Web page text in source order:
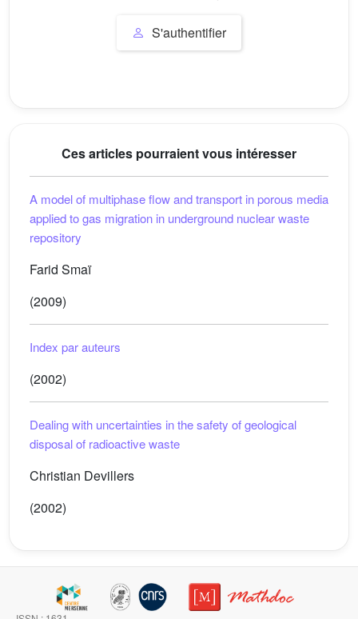
S'authentifier
Ces articles pourraient vous intéresser
A model of multiphase flow and transport in porous media
applied to gas migration in underground nuclear waste
repository
Farid Smaï
(2009)
Index par auteurs
(2002)
Dealing with uncertainties in the safety of geological
disposal of radioactive waste
Christian Devillers
(2002)